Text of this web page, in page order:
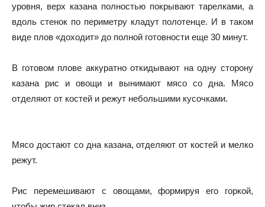
уровня, верх казана полностью покрывают тарелками, а
вдоль стенок по периметру кладут полотенце. И в таком
виде плов «доходит» до полной готовности еще 30 минут.
В готовом плове аккуратно откидывают на одну сторону
казана рис и овощи и вынимают мясо со дна. Мясо
отделяют от костей и режут небольшими кусочками.
Мясо достают со дна казана, отделяют от костей и мелко
режут.
Рис перемешивают с овощами, формируя его горкой,